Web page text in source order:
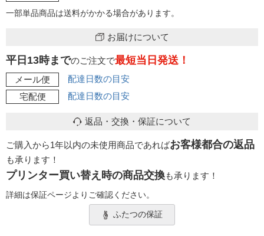
一部単品商品は送料がかかる場合があります。
お届けについて
平日13時までのご注文で最短当日発送！
メール便
配達日数の目安
宅配便
配達日数の目安
返品・交換・保証について
ご購入から1年以内の未使用商品であればお客様都合の返品
も承ります！
プリンター買い替え時の商品交換も承ります！
詳細は保証ページよりご確認ください。
ふたつの保証